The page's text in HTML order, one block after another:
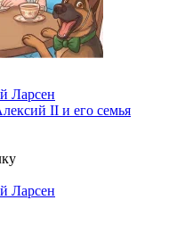
Ларсен
II и его семья
Ларсен